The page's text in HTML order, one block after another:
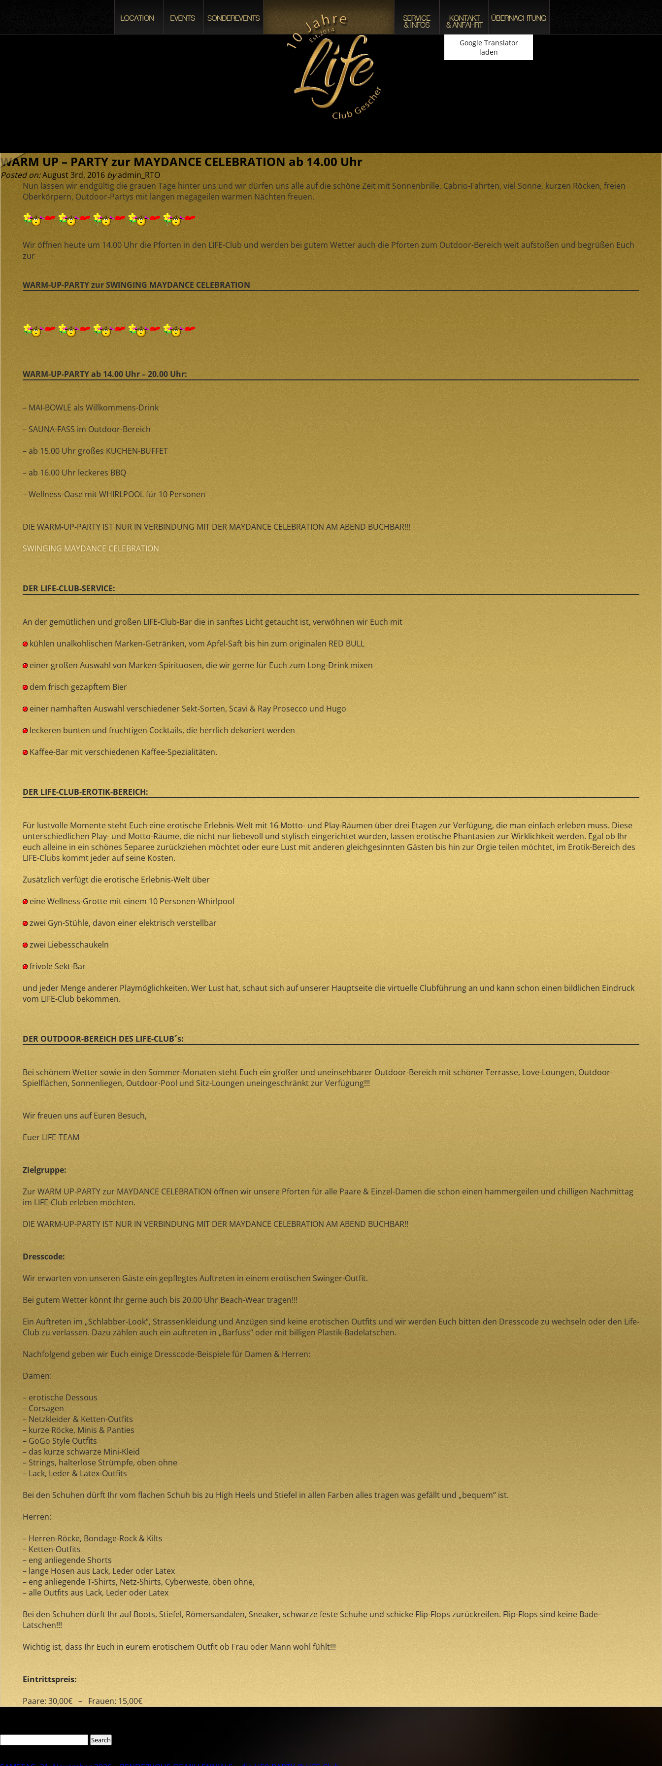
Google Translator
laden
WARM UP – PARTY zur MAYDANCE CELEBRATION ab 14.00 Uhr
Posted on:August 3rd, 2016 byadmin_RTO
Nun lassen wir endgültig die grauen Tage hinter uns und wir dürfen uns alle auf die schöne Zeit mit Sonnenbrille, Cabrio-Fahrten, viel Sonne, kurzen Röcken, freien
Oberkörpern, Outdoor-Partys mit langen megageilen warmen Nächten freuen.
Wir öffnen heute um 14.00 Uhr die Pforten in den LIFE-Club und werden bei gutem Wetter auch die Pforten zum Outdoor-Bereich weit aufstoßen und begrüßen Euch
zur
WARM-UP-PARTY zur SWINGING MAYDANCE CELEBRATION
WARM-UP-PARTY ab 14.00 Uhr – 20.00 Uhr:
– MAI-BOWLE als Willkommens-Drink
– SAUNA-FASS im Outdoor-Bereich
– ab 15.00 Uhr großes KUCHEN-BUFFET
– ab 16.00 Uhr leckeres BBQ
– Wellness-Oase mit WHIRLPOOL für 10 Personen
DIE WARM-UP-PARTY IST NUR IN VERBINDUNG MIT DER MAYDANCE CELEBRATION AM ABEND BUCHBAR!!!
SWINGING MAYDANCE CELEBRATION
DER LIFE-CLUB-SERVICE:
An der gemütlichen und großen LIFE-Club-Bar die in sanftes Licht getaucht ist, verwöhnen wir Euch mit
kühlen unalkohlischen Marken-Getränken, vom Apfel-Saft bis hin zum originalen RED BULL
einer großen Auswahl von Marken-Spirituosen, die wir gerne für Euch zum Long-Drink mixen
dem frisch gezapftem Bier
einer namhaften Auswahl verschiedener Sekt-Sorten, Scavi & Ray Prosecco und Hugo
leckeren bunten und fruchtigen Cocktails, die herrlich dekoriert werden
Kaffee-Bar mit verschiedenen Kaffee-Spezialitäten.
DER LIFE-CLUB-EROTIK-BEREICH:
Für lustvolle Momente steht Euch eine erotische Erlebnis-Welt mit 16 Motto- und Play-Räumen über drei Etagen zur Verfügung, die man einfach erleben muss. Diese
unterschiedlichen Play- und Motto-Räume, die nicht nur liebevoll und stylisch eingerichtet wurden, lassen erotische Phantasien zur Wirklichkeit werden. Egal ob Ihr
euch alleine in ein schönes Separee zurückziehen möchtet oder eure Lust mit anderen gleichgesinnten Gästen bis hin zur Orgie teilen möchtet, im Erotik-Bereich des
LIFE-Clubs kommt jeder auf seine Kosten.
Zusätzlich verfügt die erotische Erlebnis-Welt über
eine Wellness-Grotte mit einem 10 Personen-Whirlpool
zwei Gyn-Stühle, davon einer elektrisch verstellbar
zwei Liebesschaukeln
frivole Sekt-Bar
und jeder Menge anderer Playmöglichkeiten. Wer Lust hat, schaut sich auf unserer Hauptseite die virtuelle Clubführung an und kann schon einen bildlichen Eindruck
vom LIFE-Club bekommen.
DER OUTDOOR-BEREICH DES LIFE-CLUB´s:
Bei schönem Wetter sowie in den Sommer-Monaten steht Euch ein großer und uneinsehbarer Outdoor-Bereich mit schöner Terrasse, Love-Loungen, Outdoor-
Spielflächen, Sonnenliegen, Outdoor-Pool und Sitz-Loungen uneingeschränkt zur Verfügung!!!
Wir freuen uns auf Euren Besuch,
Euer LIFE-TEAM
Zielgruppe:
Zur WARM UP-PARTY zur MAYDANCE CELEBRATION öffnen wir unsere Pforten für alle Paare & Einzel-Damen die schon einen hammergeilen und chilligen Nachmittag
im LIFE-Club erleben möchten.
DIE WARM-UP-PARTY IST NUR IN VERBINDUNG MIT DER MAYDANCE CELEBRATION AM ABEND BUCHBAR!!
Dresscode:
Wir erwarten von unseren Gäste ein gepflegtes Auftreten in einem erotischen Swinger-Outfit.
Bei gutem Wetter könnt Ihr gerne auch bis 20.00 Uhr Beach-Wear tragen!!!
Ein Auftreten im „Schlabber-Look“, Strassenkleidung und Anzügen sind keine erotischen Outfits und wir werden Euch bitten den Dresscode zu wechseln oder den Life-
Club zu verlassen. Dazu zählen auch ein auftreten in „Barfuss“ oder mit billigen Plastik-Badelatschen.
Nachfolgend geben wir Euch einige Dresscode-Beispiele für Damen & Herren:
Damen:
– erotische Dessous
– Corsagen
– Netzkleider & Ketten-Outfits
– kurze Röcke, Minis & Panties
– GoGo Style Outfits
– das kurze schwarze Mini-Kleid
– Strings, halterlose Strümpfe, oben ohne
– Lack, Leder & Latex-Outfits
Bei den Schuhen dürft Ihr vom flachen Schuh bis zu High Heels und Stiefel in allen Farben alles tragen was gefällt und „bequem“ ist.
Herren:
– Herren-Röcke, Bondage-Rock & Kilts
– Ketten-Outfits
– eng anliegende Shorts
– lange Hosen aus Lack, Leder oder Latex
– eng anliegende T-Shirts, Netz-Shirts, Cyberweste, oben ohne,
– alle Outfits aus Lack, Leder oder Latex
Bei den Schuhen dürft Ihr auf Boots, Stiefel, Römersandalen, Sneaker, schwarze feste Schuhe und schicke Flip-Flops zurückreifen. Flip-Flops sind keine Bade-
Latschen!!!
Wichtig ist, dass Ihr Euch in eurem erotischem Outfit ob Frau oder Mann wohl fühlt!!!
Eintrittspreis:
Paare: 30,00€ – Frauen: 15,00€